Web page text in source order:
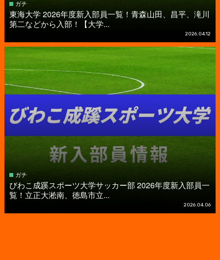
ガチ
東海大学 2026年度新入部員一覧！青森山田、昌平、滝川
第二などから入部！【大学...
2026.04.12
ガチ
びわこ成蹊スポーツ大学サッカー部 2026年度新入部員一
覧！立正大淞南、徳島市立...
2026.04.06